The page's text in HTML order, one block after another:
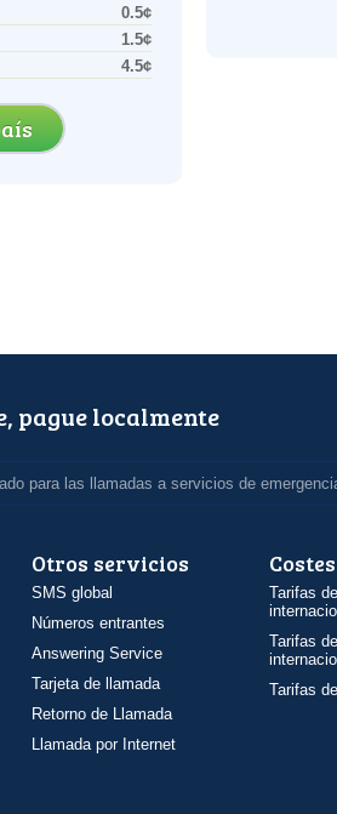
0.5¢
1.5¢
4.5¢
pague localmente
para las llamadas a servicios de
Otros servicios
SMS global
Números entrantes
Answering Service
Tarjeta de llamada
Retorno de Llamada
Llamada por Internet
Costes
Tarifas
Tarifas
Tarifas